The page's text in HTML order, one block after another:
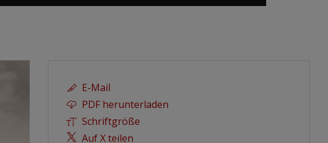
E-Mail
PDF herunterladen
Schriftgröße
Auf X teilen